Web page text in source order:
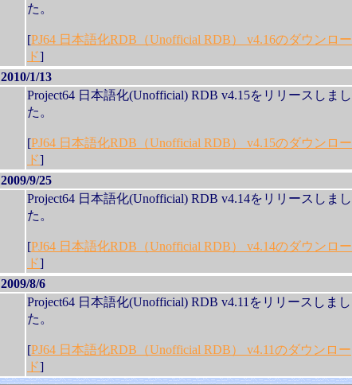
た。
[PJ64 日本語化RDB（Unofficial RDB） v4.16のダウンロー
ド]
2010/1/13
Project64 日本語化(Unofficial) RDB v4.15をリリースしまし
た。
[PJ64 日本語化RDB（Unofficial RDB） v4.15のダウンロー
ド]
2009/9/25
Project64 日本語化(Unofficial) RDB v4.14をリリースしまし
た。
[PJ64 日本語化RDB（Unofficial RDB） v4.14のダウンロー
ド]
2009/8/6
Project64 日本語化(Unofficial) RDB v4.11をリリースしまし
た。
[PJ64 日本語化RDB（Unofficial RDB） v4.11のダウンロー
ド]